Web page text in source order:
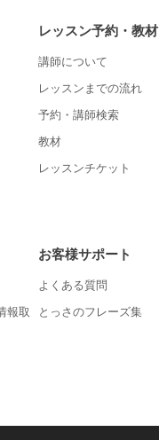
レッスン予約・教材
講師について
レッスンまでの流れ
予約・講師検索
教材
レッスンチケット
報取
お客様サポート
よくある質問
とっさのフレーズ集